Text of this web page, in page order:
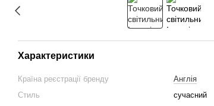
Характеристики
Країна реєстрації бренду
Англія
Стиль
сучасний